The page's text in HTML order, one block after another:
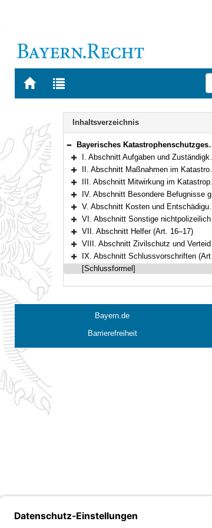
Zur
BAYERN.RECHT
Zur
letzten
Navigation
Inhaltsverzeichnis
Bereich reduzieren
Bayerisches Katastrophenschutzgesetz (BayKSG) Vom 24. Juli 1996 (GVBl. S. 282) BayRS 215-4-1-I (Art. 1–22)
Bereich erweitern
I. Abschnitt Aufgaben und Zuständigkeiten (Art. 1–2)
Bereich erweitern
II. Abschnitt Maßnahmen im Katastrophenschutz (Art. 3–6)
Bereich erweitern
III. Abschnitt Mitwirkung im Katastrophenschutz (Art. 7–8)
Bereich erweitern
IV. Abschnitt Besondere Befugnisse gegenüber Dritten (Art. 9–10)
Bereich erweitern
V. Abschnitt Kosten und Entschädigung (Art. 11–14)
Bereich erweitern
VI. Abschnitt Sonstige nichtpolizeiliche Gefahrenabwehr (Art. 15)
Bereich erweitern
VII. Abschnitt Helfer (Art. 16–17)
Bereich erweitern
VIII. Abschnitt Zivilschutz und Verteidigung, zivil-militärische Zusammenarbeit (Art. 18–19)
Bereich erweitern
IX. Abschnitt Schlussvorschriften (Art. 20–22)
[Schlussformel]
Bayern.de
Barrierefreiheit